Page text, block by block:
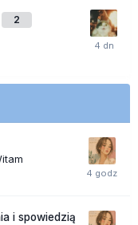
2
i spowiedzią